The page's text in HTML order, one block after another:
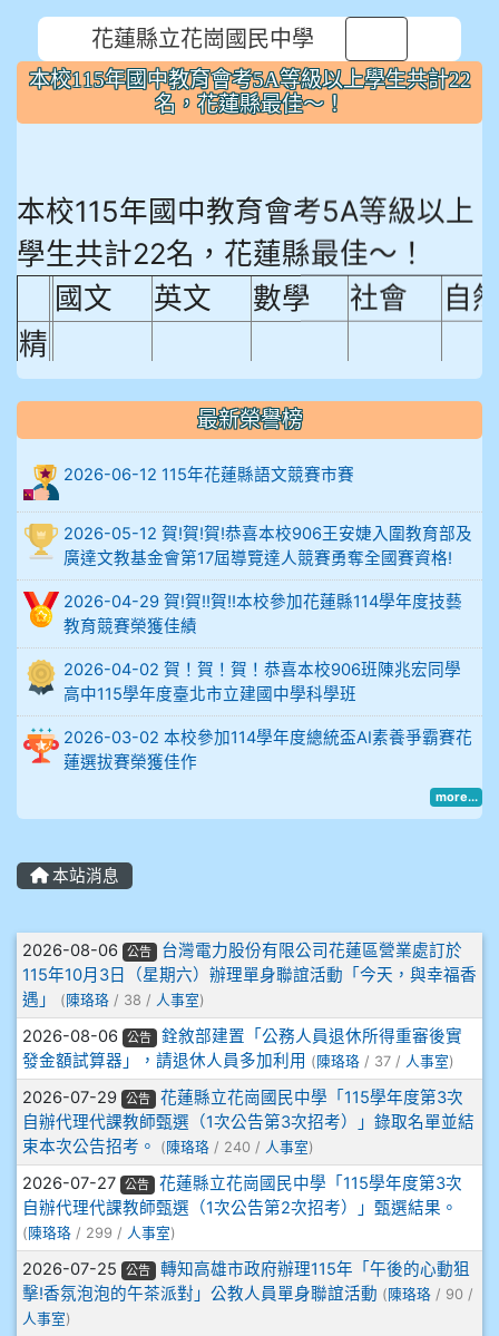
花蓮縣立花崗國民中學
本校115年國中教育會考5A等級以上學生共計22
名，花蓮縣最佳～！
本校115年國中教育會考5A等級以上
學生共計22名，花蓮縣最佳～！
國文 英文 數學 社會 自
精
熟
度
比
例
18.92%18.65%29.19%12.16%
906陳兆宏 5A10+ 作文5
912余 嘉 5A10+
914謝佩臻 5A10+
902蘇奕愷
903陳品帆
904彭子庭
905周沛蓉
905鄭瑀安
906江彥臻
907張晏寧
908彭主豪
909林柏翰
909林玉楓
最新榮譽榜
2026-06-12 115年花蓮縣語文競賽市賽
2026-05-12 賀!賀!賀!恭喜本校906王安婕入圍教育部及
廣達文教基金會第17屆導覽達人競賽勇奪全國賽資格!
2026-04-29 賀!賀!!賀!!本校參加花蓮縣114學年度技藝
教育競賽榮獲佳績
2026-04-02 賀！賀！賀！恭喜本校906班陳兆宏同學
高中115學年度臺北市立建國中學科學班
2026-03-02 本校參加114學年度總統盃AI素養爭霸賽花
蓮選拔賽榮獲佳作
more...
本站消息
文章列表
2026-08-06 公告
台灣電力股份有限公司花蓮區營業處訂於
115年10月3日（星期六）辦理單身聯誼活動「今天，與幸福香
遇」
( 陳珞珞 / 38 / 人事室)
2026-08-06 公告
銓敘部建置「公務人員退休所得重審後實
發金額試算器」，請退休人員多加利用 (陳珞珞 / 37 / 人事室)
2026-07-29 公告
花蓮縣立花崗國民中學「115學年度第3次
自辦代理代課教師甄選（1次公告第3次招考）」錄取名單並結
束本次公告招考。
( 陳珞珞 / 240 / 人事室)
2026-07-27 公告
花蓮縣立花崗國民中學「115學年度第3次
自辦代理代課教師甄選（1次公告第2次招考）」甄選結果。
(陳珞珞 / 299 / 人事室)
2026-07-25 公告
轉知高雄市政府辦理115年「午後的心動狙
擊!香氛泡泡的午茶派對」公教人員單身聯誼活動 ( 陳珞珞 / 90 /
人事室)